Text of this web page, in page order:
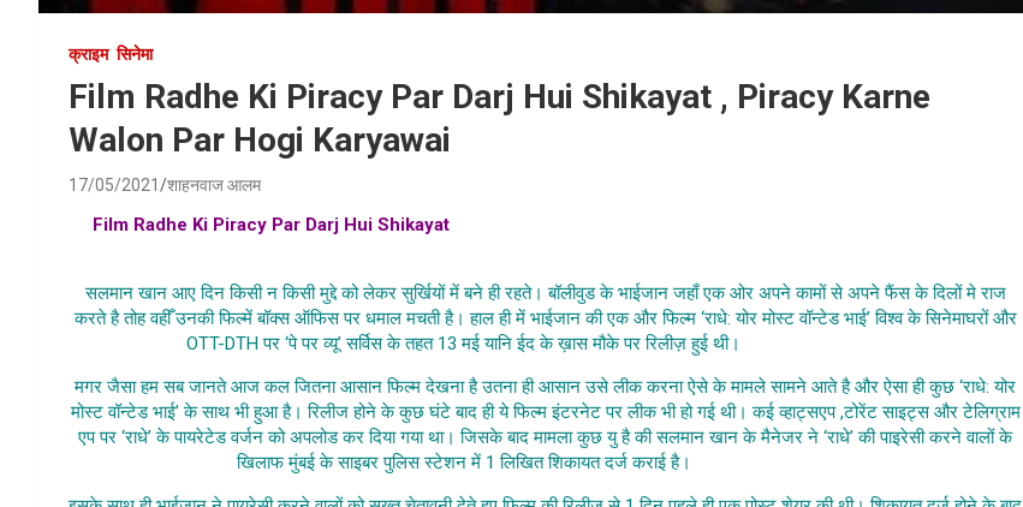
क्राइम सिनेमा
Film Radhe Ki Piracy Par Darj Hui Shikayat , Piracy Karne
Walon Par Hogi Karyawai
17/05/2021 शाहनवाज आलम
Film Radhe Ki Piracy Par Darj Hui Shikayat
सलमान खान आए दिन किसी न किसी मुद्दे को लेकर सुर्खियों में बने ही रहते। बॉलीवुड के भाईजान जहाँ एक ओर अपने कामों से अपने फैंस के दिलों मे राज
करते है तोह वहीँ उनकी फिल्में बॉक्स ऑफिस पर धमाल मचती है। हाल ही में भाईजान की एक और फिल्म ‘राधे: योर मोस्ट वॉन्टेड भाई’ विश्व के सिनेमाघरों और
OTT-DTH पर ‘पे पर व्यू’ सर्विस के तहत 13 मई यानि ईद के ख़ास मौके पर रिलीज़ हुई थी।
मगर जैसा हम सब जानते आज कल जितना आसान फिल्म देखना है उतना ही आसान उसे लीक करना ऐसे के मामले सामने आते है और ऐसा ही कुछ ‘राधे: योर
मोस्ट वॉन्टेड भाई’ के साथ भी हुआ है। रिलीज होने के कुछ घंटे बाद ही ये फिल्म इंटरनेट पर लीक भी हो गई थी। कई व्हाट्सएप ,टोरेंट साइट्स और टेलिग्राम
एप पर ‘राधे’ के पायरेटेड वर्जन को अपलोड कर दिया गया था। जिसके बाद मामला कुछ यु है की सलमान खान के मैनेजर ने ‘राधे’ की पाइरेसी करने वालों के
खिलाफ मुंबई के साइबर पुलिस स्टेशन में 1 लिखित शिकायत दर्ज कराई है।